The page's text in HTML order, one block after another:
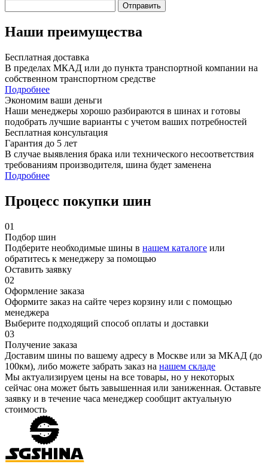
Отправить
Наши преимущества
Бесплатная доставка
В пределах МКАД или до пункта транспортной компании на
собственном транспортном средстве
Подробнее
Экономим ваши деньги
Наши менеджеры хорошо разбираются в шинах и готовы
подобрать лучшие варианты с учетом ваших потребностей
Бесплатная консультация
Гарантия до 5 лет
В случае выявления брака или технического несоответствия
требованиям производителя, шина будет заменена
Подробнее
Процесс покупки шин
01
Подбор шин
Подберите необходимые шины в нашем каталоге или
обратитесь к менеджеру за помощью
Оставить заявку
02
Оформление заказа
Оформите заказ на сайте через корзину или с помощью
менеджера
Выберите подходящий способ оплаты и доставки
03
Получение заказа
Доставим шины по вашему адресу в Москве или за МКАД (до
100км), либо можете забрать заказ на нашем складе
Мы актуализируем цены на все товары, но у некоторых
сейчас она может быть завышенная или заниженная. Оставьте
заявку и в течение часа менеджер сообщит актуальную
стоимость